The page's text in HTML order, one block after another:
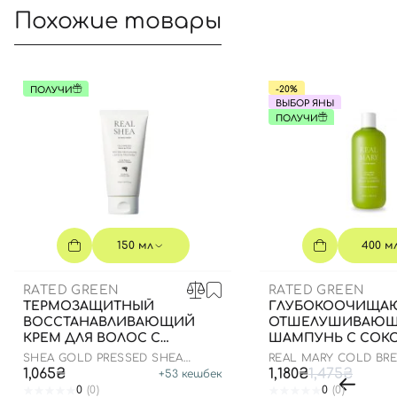
Похожие товары
ПОЛУЧИ
150 мл
RATED GREEN
ТЕРМОЗАЩИТНЫЙ
ВОССТАНАВЛИВАЮЩИЙ
КРЕМ ДЛЯ ВОЛОС С
МАСЛОМ ШИ, 150 МЛ
SHEA GOLD PRESSED SHEA
BUTTER LEAVE-IN TREATMENT
1,065₴ +53 кешбек
0 (0)
-20%
ВЫБОР ЯНЫ
ПОЛУЧИ
400
RATED GREEN
ШАМПУНЬ С
РОЗМАРИНА, 400
REAL MARY COLD
ROSEMARY
SHAMPOO
1,180₴1,475₴
0 (0)